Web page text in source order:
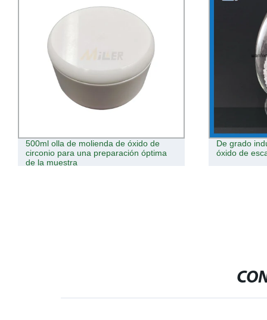
500ml olla de molienda de óxido de
circonio para una preparación óptima
de la muestra
De grado
óxido de